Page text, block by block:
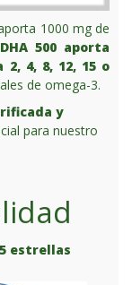
1000 mg de
500 aporta
4, 8, 12, 15 o
de omega-3.
y
para nuestro
estrellas